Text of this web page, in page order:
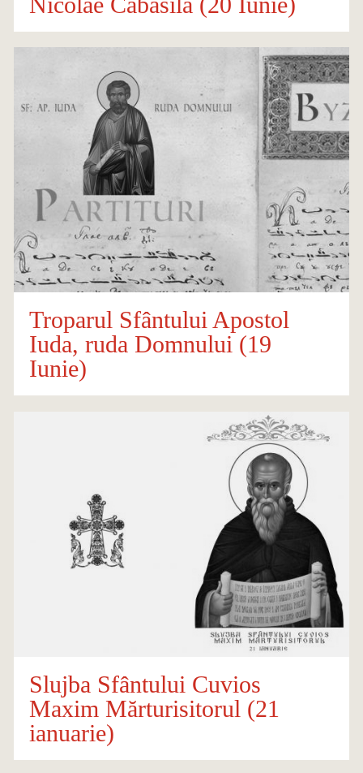
Troparul Sfântului Apostol
Iuda, ruda Domnului (19
Iunie)
Slujba Sfântului Cuvios
Maxim Mărturisitorul (21
ianuarie)